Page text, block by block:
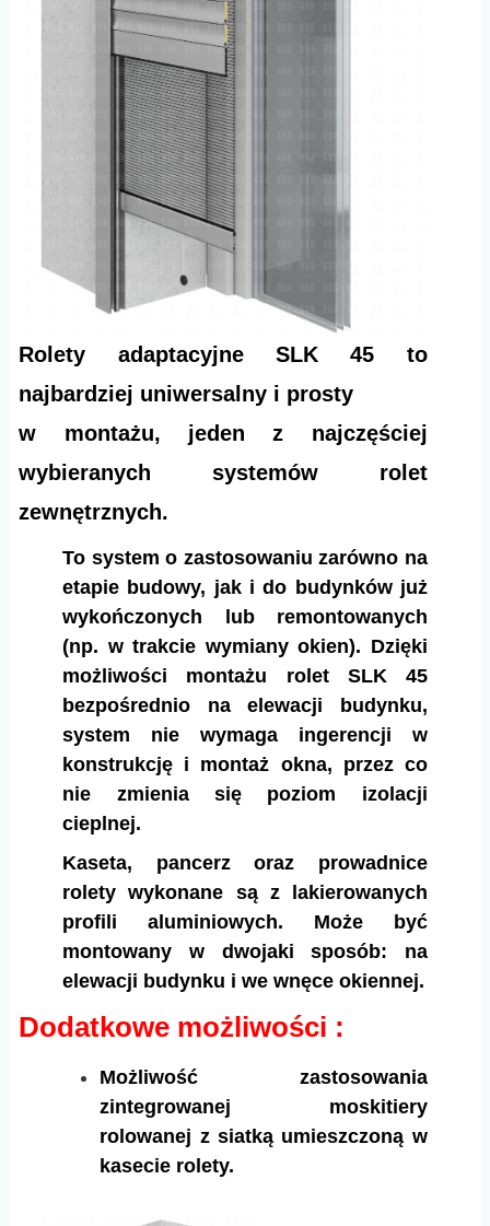
Rolety adaptacyjne SLK 45 to
najbardziej uniwersalny i prosty
w montażu, jeden z najczęściej
wybieranych systemów rolet
zewnętrznych.
To system o zastosowaniu zarówno na
etapie budowy, jak i do budynków już
wykończonych lub remontowanych
(np. w trakcie wymiany okien). Dzięki
możliwości montażu rolet SLK 45
bezpośrednio na elewacji budynku,
system nie wymaga ingerencji w
konstrukcję i montaż okna, przez co
nie zmienia się poziom izolacji
cieplnej.
Kaseta, pancerz oraz prowadnice
rolety wykonane są z lakierowanych
profili aluminiowych. Może być
montowany w dwojaki sposób: na
elewacji budynku i we wnęce okiennej.
Dodatkowe możliwości :
Możliwość zastosowania
zintegrowanej moskitiery
rolowanej z siatką umieszczoną w
kasecie rolety.